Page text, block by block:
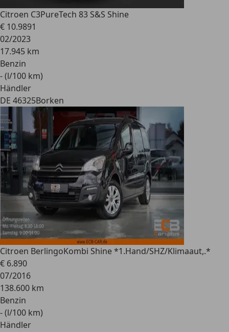
Citroen C3PureTech 83 S&S Shine
€ 10.9891
02/2023
17.945 km
Benzin
- (l/100 km)
Händler
DE 46325Borken
Citroen BerlingoKombi Shine *1.Hand/SHZ/Klimaaut,.*
€ 6.890
07/2016
138.600 km
Benzin
- (l/100 km)
Händler